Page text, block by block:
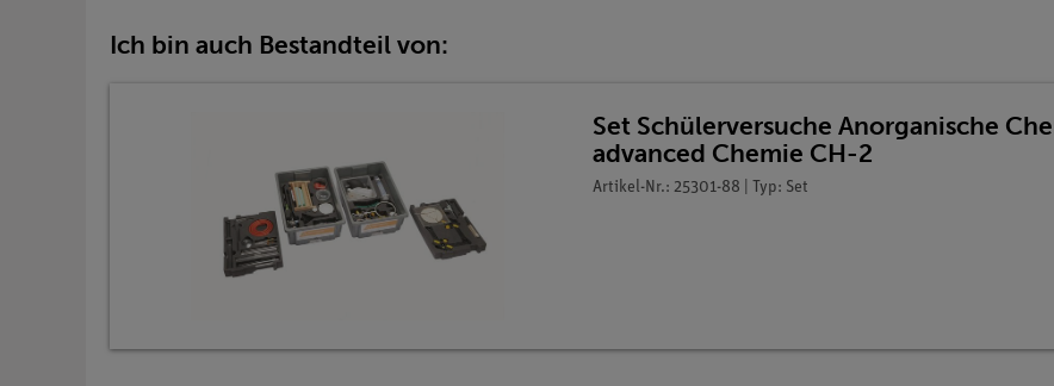
Ich bin auch Bestandteil von:
Set Schülerversuche Anorganische
advanced Chemie CH-2
Artikel-Nr.: 25301-88 | Typ: Set